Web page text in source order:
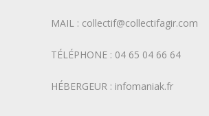
MAIL : collectif@collectifagir.com
TÉLÉPHONE : 04 65 04 66 64
HÉBERGEUR : infomaniak.fr